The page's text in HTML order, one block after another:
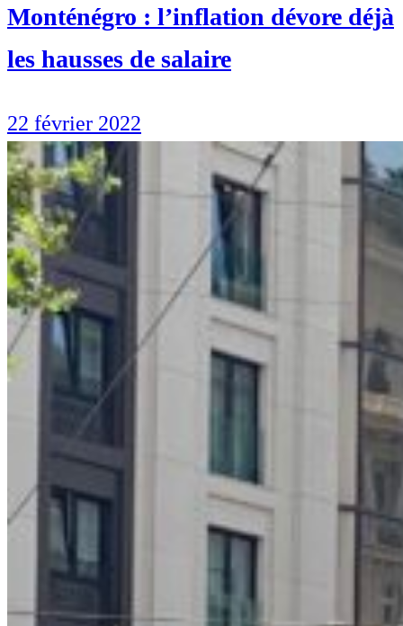
Monténégro : l’inflation dévore déjà
les hausses de salaire
22 février 2022